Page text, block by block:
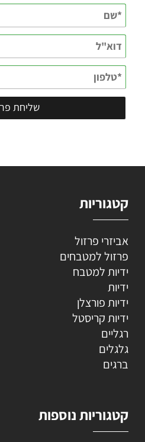
קטגוריות
אביזרי פרזול
פרזול למטבחים
ידיות למטבח
ידיות
ידיות פורצלן
ידיות קריסטל
רגליים
גלגלים
ברגים
קטגוריות נוספות